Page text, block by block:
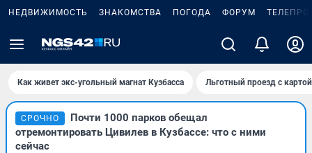
НЕДВИЖИМОСТЬ ЗНАКОМСТВА ПОГОДА ФОРУМ
Как живет экс-угольный магнат Кузбасса Льготный проезд с
СРОЧНО
Почти 1000 парков обещал
отремонтировать Цивилев в Кузбассе: что с ними
сейчас